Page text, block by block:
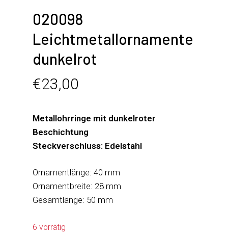
020098
Leichtmetallornamente
dunkelrot
€23,00
Metallohrringe mit dunkelroter
Beschichtung
Steckverschluss: Edelstahl
Ornamentlänge: 40 mm
Ornamentbreite: 28 mm
Gesamtlänge: 50 mm
6 vorrätig